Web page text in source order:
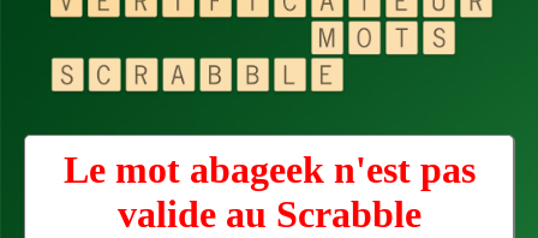
Le mot abageek n'est pas
valide au Scrabble